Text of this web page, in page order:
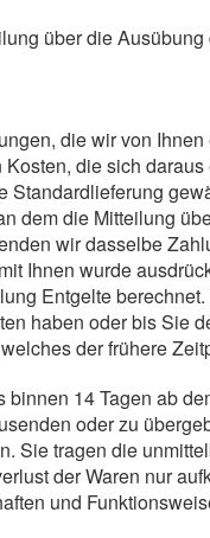
über die
die wir von
die sich
Standardlieferung
dem die Mitteilung
wir dasselbe
Ihnen wurde
Entgelte
haben oder bis Sie
der frühere
14 Tagen ab
oder zu
Sie tragen die
der Waren nur
und